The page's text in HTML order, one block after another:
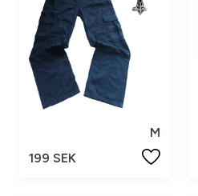
M
199 SEK